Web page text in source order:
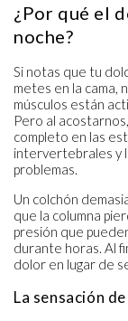
¿Por qué el
noche?
Si notas que tu
metes en la cama,
músculos están
Pero al
completo en las
intervertebrales y
problemas.
Un colchón
que la columna
presión que
durante horas. Al
dolor en lugar de
La sensación